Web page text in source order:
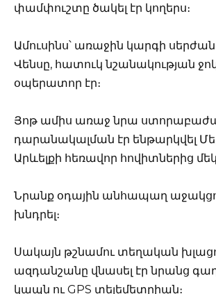
փամփուշտը ծակել էր կողերս։
Ամուսինս՝ առաջին կարգի
Վենսը, հատուկ նշանակության
օպերատոր էր։
Յոթ ամիս առաջ նրա
դարանակալման էր ենթարկվել
Արևելքի հեռավոր հովիտներից
Նրանք օդային անհապաղ
խնդրել։
Սակայն թշնամու տեղական
ազդանշանը վնասել էր նրանց
կապն ու GPS տելեմետրիան։